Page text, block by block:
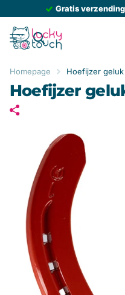
Gratis
Gratis
Homepage Hoefijzer
Hoefijzer